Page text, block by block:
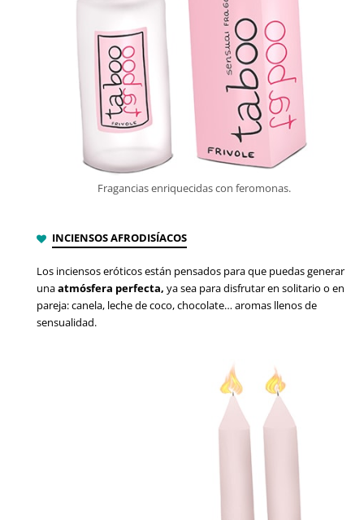
Fragancias enriquecidas con feromonas.
INCIENSOS AFRODISÍACOS
Los inciensos eróticos están pensados para que puedas generar
unaatmósfera perfecta, ya sea para disfrutar en solitario o en
pareja: canela, leche de coco, chocolate… aromas llenos de
sensualidad.